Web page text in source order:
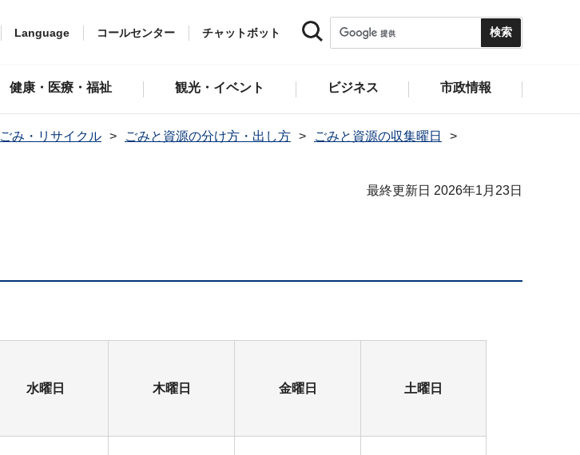
Language コールセンター チャットボット
健康・医療・福祉 観光・イベント ビジネス 市政情報
ごみ・リサイクル ごみと資源の分け方・出し方
ごみと資源の収集曜日
最終更新日 2026年1月23日
水曜日 木曜日 金曜日 土曜日